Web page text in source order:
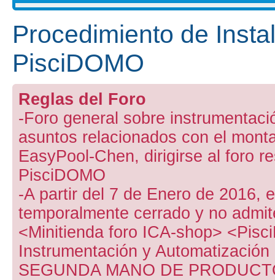
Procedimiento de
PisciDOMO
Reglas del Foro
-Foro general sobre
asuntos relacionados con el
EasyPool-Chen, dirigirse al foro
PisciDOMO
-A partir del 7 de Enero de 2016,
temporalmente cerrado y no
<Minitienda foro ICA-shop>
Instrumentación y
SEGUNDA MANO DE